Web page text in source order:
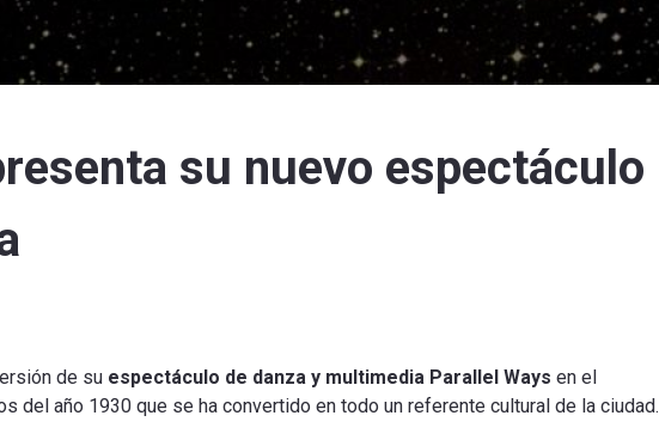
su nuevo espectáculo
de su espectáculo de danza y multimedia Parallel Ways en el
del año 1930 que se ha convertido en todo un referente cultural de la ciudad.